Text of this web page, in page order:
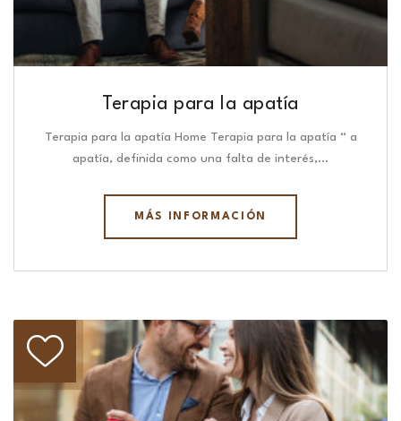
Terapia para la apatía
Terapia para la apatía Home Terapia para la apatía “ a
apatía, definida como una falta de interés,…
MÁS INFORMACIÓN